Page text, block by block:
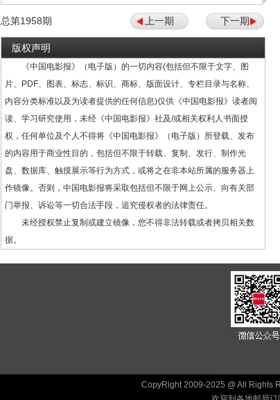
总第1958期 上一期 下一期
版权声明
《中国电影报》（电子版）的一切内容(包括但不限于文字、图
片、PDF、图表、标志、标识、商标、版面设计、专栏目录与名称、
内容分类标准以及为读者提供的任何信息)仅供《中国电影报》读者阅
读、学习研究使用，未经《中国电影报》社及/或相关权利人书面授
权，任何单位及个人不得将《中国电影报》（电子版）所登载、发布
的内容用于商业性目的，包括但不限于转载、复制、发行、制作光
盘、数据库、触摸展示等行为方式，或将之在非本站所属的服务器上
作镜像。否则，中国电影报将采取包括但不限于网上公示、向有关部
门举报、诉讼等一切合法手段，追究侵权者的法律责任。
未经授权禁止复制或建立镜像，您不得非法转载或者拷贝相关数
据。
CopyRight 2009-2025 @ All Rights